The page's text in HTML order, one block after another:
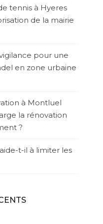
tennis à Hyeres
de la mairie
pour une
en zone urbaine
à Montluel
la rénovation
?
t-il à limiter les